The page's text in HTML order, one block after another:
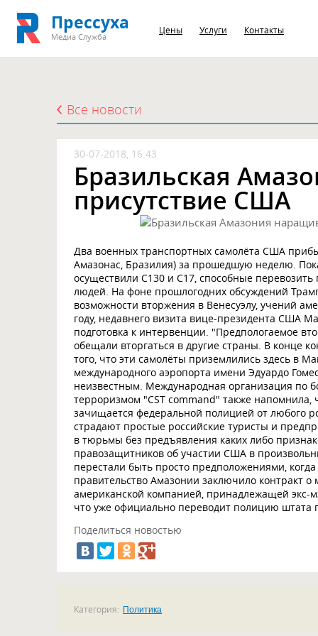
Прессуха
Медиа Служба
Цены Услуги Контакты
Все новости
30-07-2018, 16:43
Бразильская
присутствие США
Два военных транспортных самолёта США
Амазонас, Бразилия) за прошедшую неделю.
осуществили С130 и C17, способные
людей. На фоне прошлогодних обсуждений
возможности вторжения в Венесуэлу, учений
году, недавнего визита вице-президента США
подготовка к интервенции. "Предпологаемое
обещали вторгаться в другие страны. В конце
того, что эти самолёты приземлились здесь в
международного аэропорта имени Эдуардо
неизвестным. Международная организация по
терроризмом "CST command" также напомнила,
зачищается федеральной полицией от любого
страдают простые российские туристы и
в тюрьмы без предъявления каких либо
правозащитников об участии США в
перестали быть просто предположениями,
правительство Амазонии заключило контракт
американской компанией, принадлежащей экс-
что уже официально переводит полицию штата
Поделиться новостью
Категория: Политика